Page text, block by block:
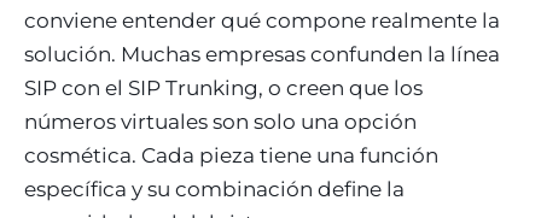
conviene entender qué compone realmente la
solución. Muchas empresas confunden la línea
SIP con el SIP Trunking, o creen que los
números virtuales son solo una opción
cosmética. Cada pieza tiene una función
específica y su combinación define la